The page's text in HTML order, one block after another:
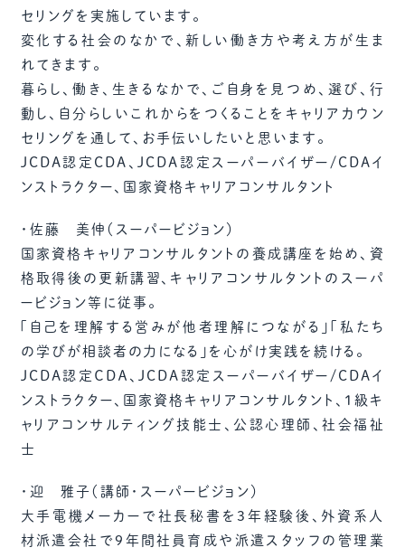
セリングを実施しています。
変化する社会のなかで、新しい働き方や考え方が生ま
れてきます。
暮らし、働き、生きるなかで、ご自身を見つめ、選び、行
動し、自分らしいこれからをつくることをキャリアカウン
セリングを通して、お手伝いしたいと思います。
JCDA認定CDA、JCDA認定スーパーバイザー/CDAイ
ンストラクター、国家資格キャリアコンサルタント
・佐藤 美伸（スーパービジョン）
国家資格キャリアコンサルタントの養成講座を始め、資
格取得後の更新講習、キャリアコンサルタントのスーパ
ービジョン等に従事。
「自己を理解する営みが他者理解につながる」「私たち
の学びが相談者の力になる」を心がけ実践を続ける。
JCDA認定ＣＤＡ、JCDA認定スーパーバイザー/CDAイ
ンストラクター、国家資格キャリアコンサルタント、1級キ
ャリアコンサルティング技能士、公認心理師、社会福祉
士
・迎 雅子（講師・スーパービジョン）
大手電機メーカーで社長秘書を3年経験後、外資系人
材派遣会社で9年間社員育成や派遣スタッフの管理業